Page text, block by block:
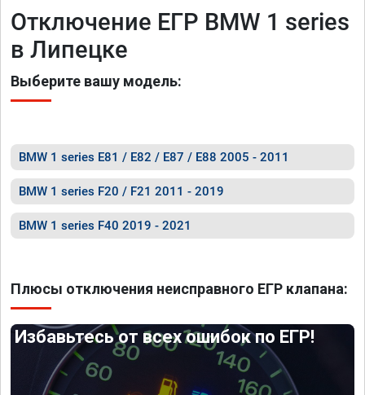
Отключение ЕГР BMW 1 series
в Липецке
Выберите вашу модель:
BMW 1 series E81 / E82 / E87 / E88 2005 - 2011
BMW 1 series F20 / F21 2011 - 2019
BMW 1 series F40 2019 - 2021
Плюсы отключения неисправного ЕГР клапана:
Избавьтесь от всех ошибок по ЕГР!